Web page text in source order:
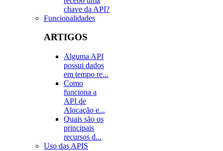
chave da API?
Funcionalidades
ARTIGOS
Alguma API
possui dados
em tempo re...
Como
funciona a
API de
Alocação e...
Quais são os
principais
recursos d...
Uso das APIS